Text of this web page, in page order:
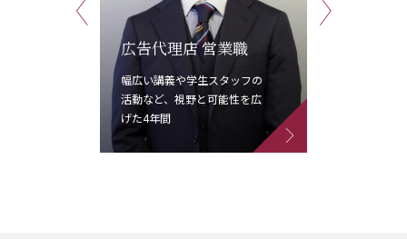
Previous
広告代理店 営業職
幅広い講義や学生スタッフの
活動など、視野と可能性を広
げた4年間
Next